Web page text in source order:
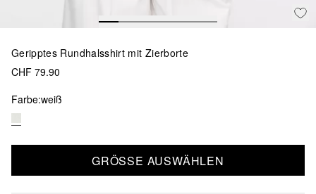
Geripptes Rundhalsshirt mit Zierborte
CHF 79.90
Farbe:weiß
GRÖSSE AUSWÄHLEN